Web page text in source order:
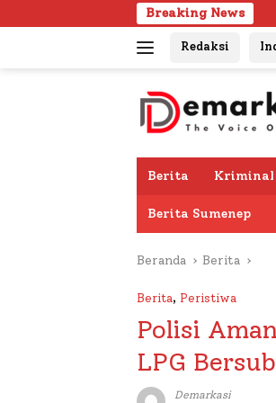
ke
Breaking News
Pria Lanjut
Redaksi
Berita Kriminal
Berita Sumenep
Beranda Berita
Berita, Peristiwa
Polisi
LPG
Demarkasi